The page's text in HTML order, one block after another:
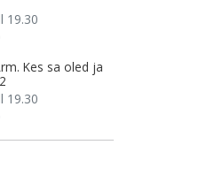
19.30
Kes sa oled ja
19.30